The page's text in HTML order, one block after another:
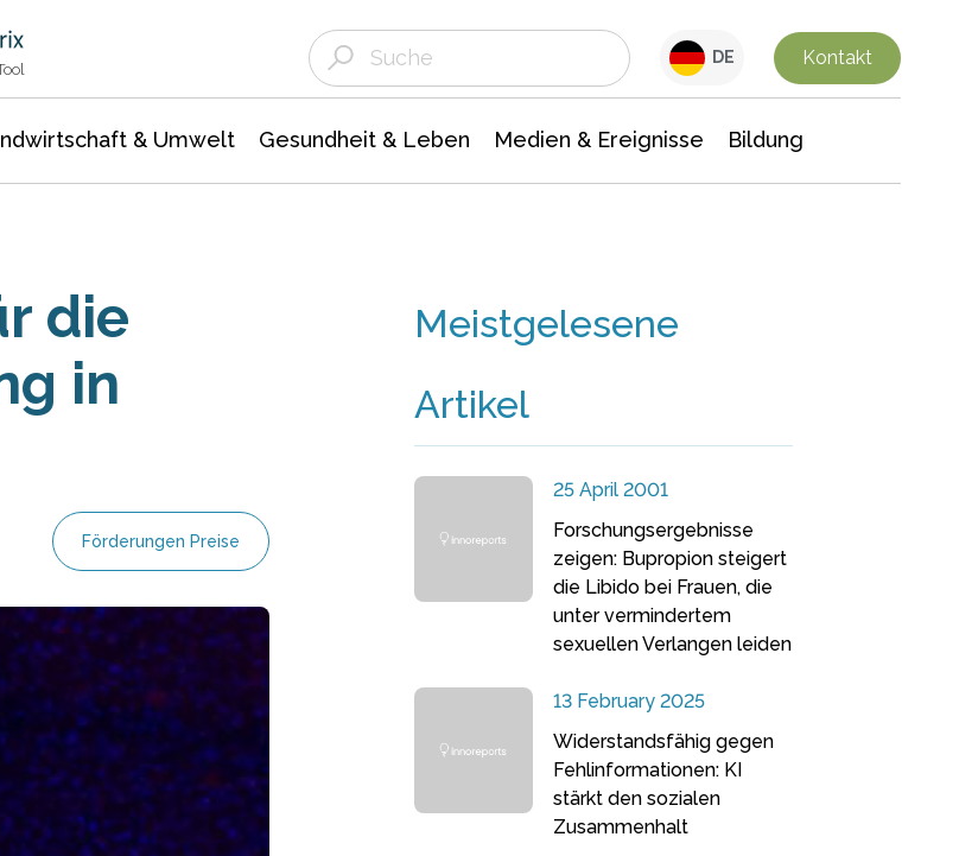
DE Kontakt
& Umwelt Gesundheit & Leben Medien & Ereignisse Bildung
die
in
Förderungen Preise
Meistgelesene
Artikel
25 April 2001
Forschungsergebnisse
zeigen: Bupropion steigert
die Libido bei Frauen, die
unter vermindertem
sexuellen Verlangen leiden
13 February 2025
Widerstandsfähig gegen
Fehlinformationen: KI
stärkt den sozialen
Zusammenhalt